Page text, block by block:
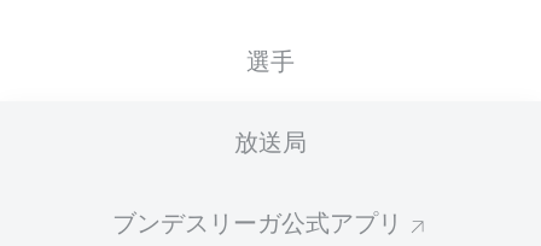
選手
放送局
ブンデスリーガ公式アプリ
2026/2027